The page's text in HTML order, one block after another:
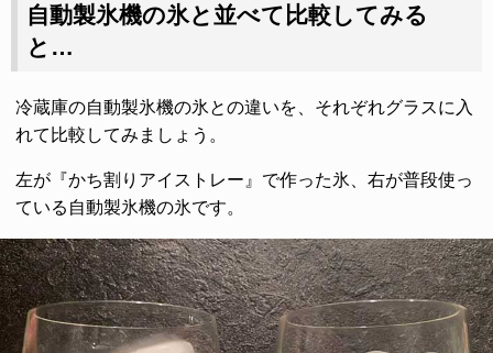
自動製氷機の氷と並べて比較してみる
と…
冷蔵庫の自動製氷機の氷との違いを、それぞれグラスに入
れて比較してみましょう。
左が『かち割りアイストレー』で作った氷、右が普段使っ
ている自動製氷機の氷です。